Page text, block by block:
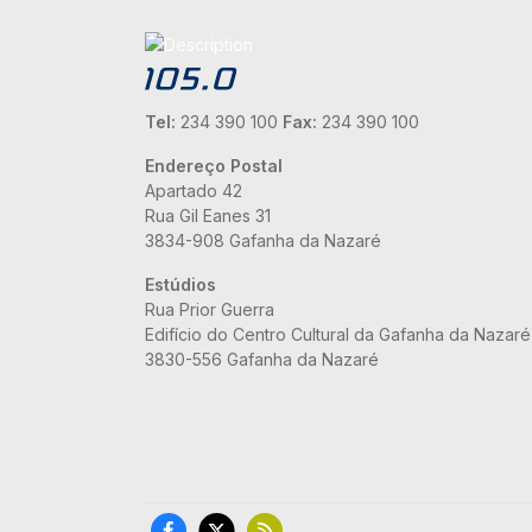
Tel: 234 390 100 Fax: 234 390 100
Endereço Postal
Apartado 42
Rua Gil Eanes 31
3834-908 Gafanha da Nazaré
Estúdios
Rua Prior Guerra
Edifício do Centro Cultural da Gafanha da Nazaré
3830-556 Gafanha da Nazaré